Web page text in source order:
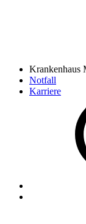
Krankenhaus
Notfall
Karriere